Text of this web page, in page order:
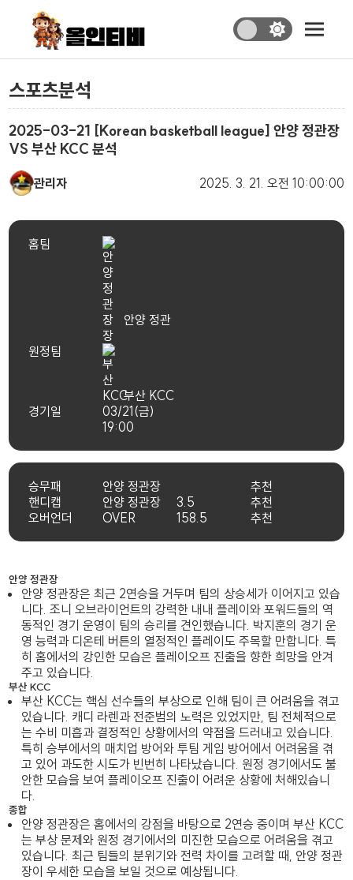
스포츠분석
2025-03-21 [Korean basketball league] 안양 정관장
VS 부산 KCC 분석
관리자 2025. 3. 21. 오전 10:00:00
홈팀
안양 정관
장
원정팀
부산 KCC
경기일
03/21(금)
19:00
승무패 안양 정관장
추천
핸디캡
안양 정관장 3.5
추천
오버언더
OVER 158.5 추천
안양 정관장
안양 정관장은 최근 2연승을 거두며 팀의 상승세가 이어지고 있습
니다. 조니 오브라이언트의 강력한 내내 플레이와 포워드들의 역
동적인 경기 운영이 팀의 승리를 견인했습니다. 박지훈의 경기 운
영 능력과 디온테 버튼의 열정적인 플레이도 주목할 만합니다. 특
히 홈에서의 강인한 모습은 플레이오프 진출을 향한 희망을 안겨
주고 있습니다.
부산 KCC
부산 KCC는 핵심 선수들의 부상으로 인해 팀이 큰 어려움을 겪고
있습니다. 캐디 라렌과 전준범의 노력은 있었지만, 팀 전체적으로
는 수비 미흡과 결정적인 상황에서의 약점을 드러내고 있습니다.
특히 승부에서의 매치업 방어와 투팀 게임 방어에서 어려움을 겪
고 있어 과도한 시도가 빈번히 나타났습니다. 원정 경기에서도 불
안한 모습을 보여 플레이오프 진출이 어려운 상황에 처해있습니
다.
종합
안양 정관장은 홈에서의 강점을 바탕으로 2연승 중이며 부산 KCC
는 부상 문제와 원정 경기에서의 미진한 모습으로 어려움을 겪고
있습니다. 최근 팀들의 분위기와 전력 차이를 고려할 때, 안양 정관
장이 우세한 모습을 보일 것으로 예상됩니다.